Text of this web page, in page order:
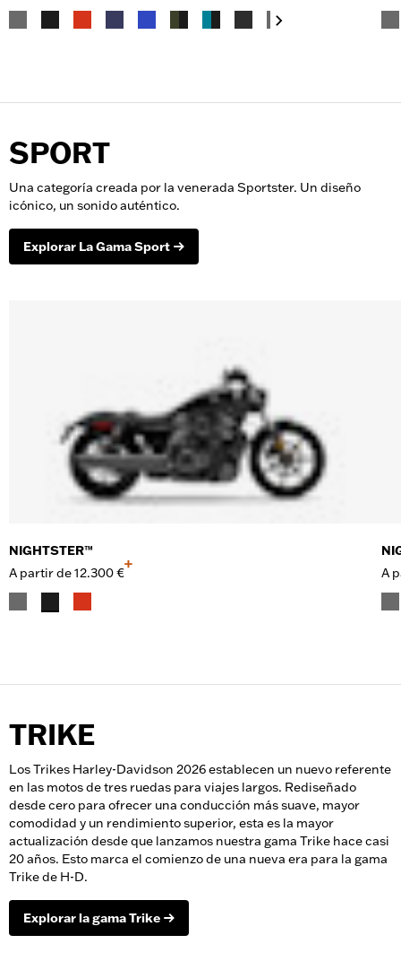
SPORT
Una categoría creada por la venerada Sportster. Un diseño
icónico, un sonido auténtico.
Explorar La Gama Sport
NIGHTSTER™
A partir de12.300 €
+
A
TRIKE
Los Trikes Harley-Davidson 2026 establecen un nuevo referente
en las motos de tres ruedas para viajes largos. Rediseñado
desde cero para ofrecer una conducción más suave, mayor
comodidad y un rendimiento superior, esta es la mayor
actualización desde que lanzamos nuestra gama Trike hace casi
20 años. Esto marca el comienzo de una nueva era para la gama
Trike de H-D.
Explorar la gama Trike